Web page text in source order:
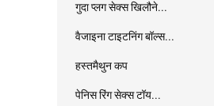
गुदा प्लग सेक्स खिलौने...
वैजाइना टाइटनिंग बॉल्स...
हस्तमैथुन कप
पेनिस रिंग सेक्स टॉय...